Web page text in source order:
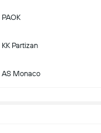
PAOK
KK Partizan
AS Monaco